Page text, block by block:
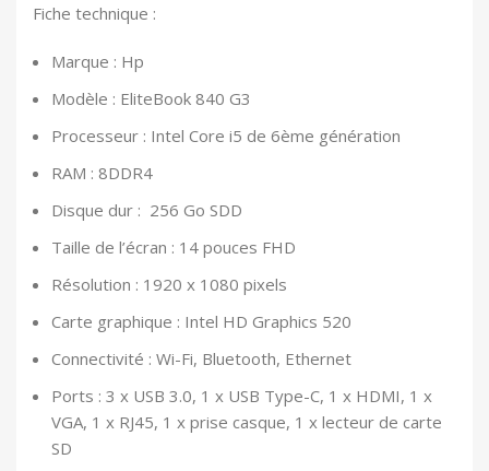
Fiche technique :
Marque : Hp
Modèle : EliteBook 840 G3
Processeur : Intel Core i5 de 6ème génération
RAM : 8DDR4
Disque dur : 256 Go SDD
Taille de l’écran : 14 pouces FHD
Résolution : 1920 x 1080 pixels
Carte graphique : Intel HD Graphics 520
Connectivité : Wi-Fi, Bluetooth, Ethernet
Ports : 3 x USB 3.0, 1 x USB Type-C, 1 x HDMI, 1 x
VGA, 1 x RJ45, 1 x prise casque, 1 x lecteur de carte
SD